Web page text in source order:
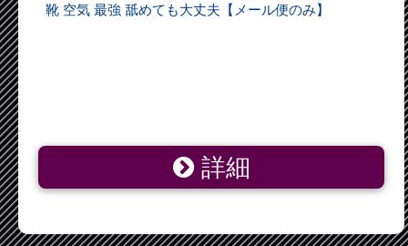
靴 空気 最強 舐めても大丈夫【メール便のみ】
詳細